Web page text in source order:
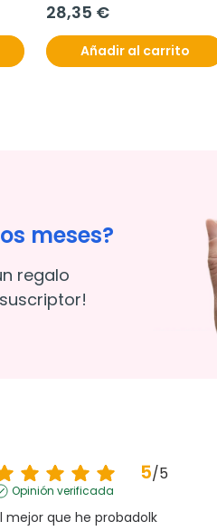
28,35 €
Añadir al carrito
meses?
regalo
5/5
Opinión verificada
mejor que he probadolk